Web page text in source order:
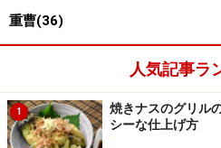
下、煮汁と呼びます）
す。水筒内で3時間かけて黒豆
水筒を使わず、8時間かけて戻
重曹(36)
人気記事ラ
1
焼きナスのグリル
シーな仕上げ方